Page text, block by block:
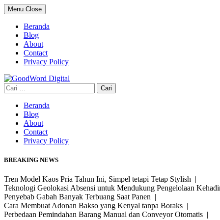
Skip
to
content
Menu Close
Beranda
Blog
About
Contact
Privacy Policy
Cari
untuk:
Beranda
Blog
About
Contact
Privacy Policy
BREAKING NEWS
Tren Model Kaos Pria Tahun Ini, Simpel tetapi Tetap Stylish |
Teknologi Geolokasi Absensi untuk Mendukung Pengelolaan
Penyebab Gabah Banyak Terbuang Saat Panen |
Cara Membuat Adonan Bakso yang Kenyal tanpa Boraks |
Perbedaan Pemindahan Barang Manual dan Conveyor Otomatis |